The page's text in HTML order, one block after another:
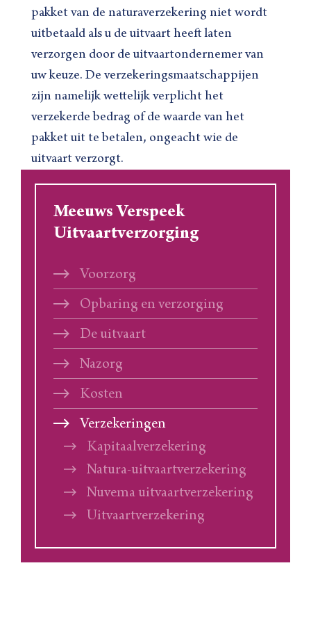
pakket van de naturaverzekering niet wordt
uitbetaald als u de uitvaart heeft laten
verzorgen door de uitvaartondernemer van
uw keuze. De verzekeringsmaatschappijen
zijn namelijk wettelijk verplicht het
verzekerde bedrag of de waarde van het
pakket uit te betalen, ongeacht wie de
uitvaart verzorgt.
Meeuws Verspeek
Uitvaartverzorging
Voorzorg
Opbaring en verzorging
De uitvaart
Nazorg
Kosten
Verzekeringen
Kapitaalverzekering
Natura-uitvaartverzekering
Nuvema uitvaartverzekering
Uitvaartverzekering